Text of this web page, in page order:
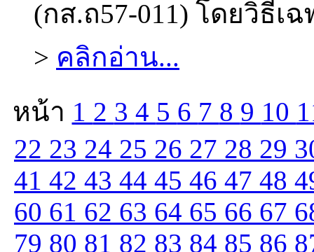
(กส.ถ57-011) โดยวิธีเ
> คลิกอ่าน...
หน้า 1 2 3 4 5 6 7 8 9 10
22 23 24 25 26 27 28 29
41 42 43 44 45 46 47 48
60 61 62 63 64 65 66 67
79 80 81 82 83 84 85 86